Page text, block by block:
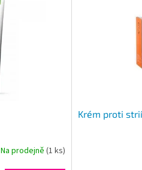
Na prodejně (1 ks)
Krém proti